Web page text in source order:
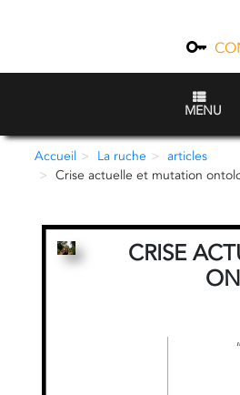
MENU
Accueil La ruche
articles
Crise actuelle et mutation
CRISE